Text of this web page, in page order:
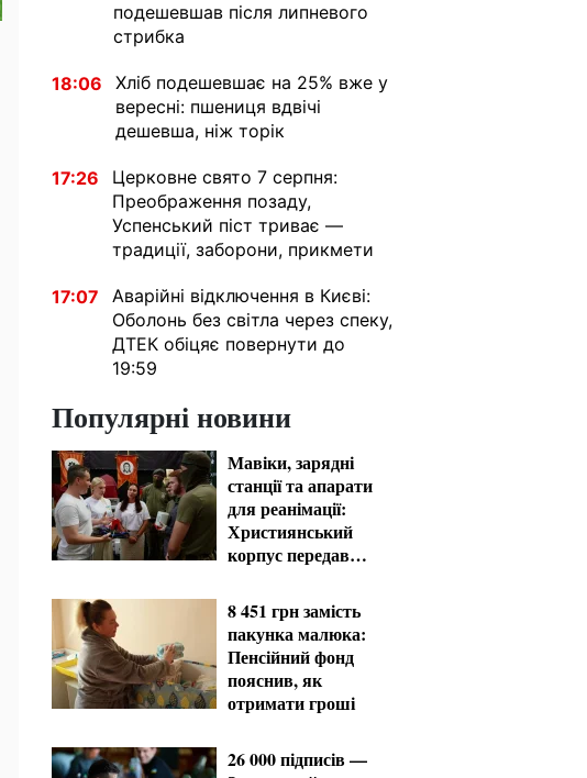
подешевшав після липневого
стрибка
18:06
Хліб подешевшає на 25% вже у
вересні: пшениця вдвічі
дешевша, ніж торік
17:26
Церковне свято 7 серпня:
Преображення позаду,
Успенський піст триває —
традиції, заборони, прикмети
17:07
Аварійні відключення в Києві:
Оболонь без світла через спеку,
ДТЕК обіцяє повернути до
19:59
Популярні новини
Мавіки, зарядні
станції та апарати
для реанімації:
Християнський
корпус передав
Запорізький та
Покровський
напрямки
8 451 грн замість
пакунка малюка:
Пенсійний фонд
пояснив, як
отримати гроші
26 000 підписів —